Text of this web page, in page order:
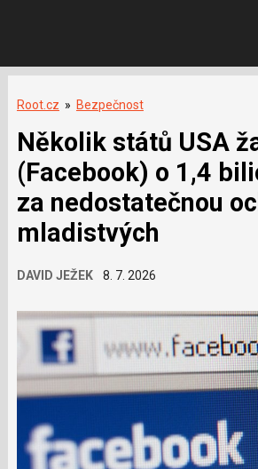
Root.cz » Bezpečnost
Několik států USA
(Facebook) o 1,4
za nedostatečnou
mladistvých
DAVID JEŽEK 8. 7. 2026